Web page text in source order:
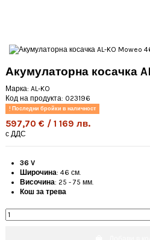
Акумулаторна косачка
Марка: AL-KO
Код на продукта: 023196
Последни бройки в наличност
597,70 € / 1 169 лв.
с ДДС
36 V
Широчина: 46 см.
Височина: 25 - 75 мм.
Кош за трева